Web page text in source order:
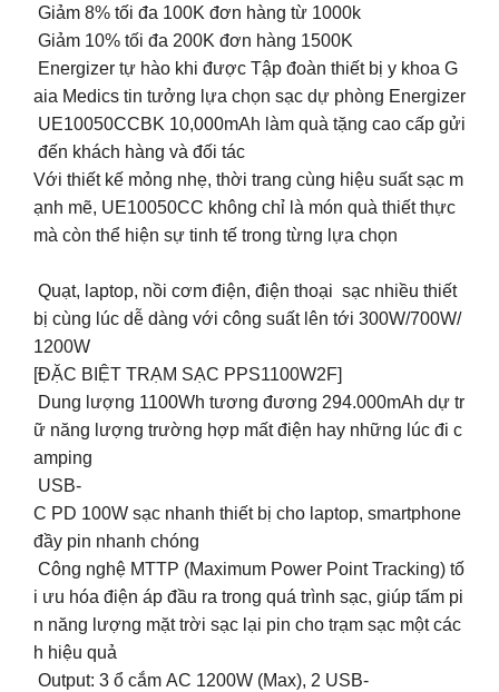
️ Giảm 8% tối đa 100K đơn hàng từ 1000k
️ Giảm 10% tối đa 200K đơn hàng 1500K
Energizer tự hào khi được Tập đoàn thiết bị y khoa G
aia Medics tin tưởng lựa chọn sạc dự phòng Energizer
UE10050CCBK 10,000mAh làm quà tặng cao cấp gửi
đến khách hàng và đối tác
Với thiết kế mỏng nhẹ, thời trang cùng hiệu suất sạc m
ạnh mẽ, UE10050CC không chỉ là món quà thiết thực
mà còn thể hiện sự tinh tế trong từng lựa chọn
Quạt, laptop, nồi cơm điện, điện thoại sạc nhiều thiết
bị cùng lúc dễ dàng với công suất lên tới 300W/700W/
1200W
[ĐẶC BIỆT TRẠM SẠC PPS1100W2F]
️ Dung lượng 1100Wh tương đương 294.000mAh dự tr
ữ năng lượng trường hợp mất điện hay những lúc đi c
amping
️ USB-
C PD 100W sạc nhanh thiết bị cho laptop, smartphone
đầy pin nhanh chóng
️ Công nghệ MTTP (Maximum Power Point Tracking) tố
i ưu hóa điện áp đầu ra trong quá trình sạc, giúp tấm pi
n năng lượng mặt trời sạc lại pin cho trạm sạc một các
h hiệu quả
️ Output: 3 ổ cắm AC 1200W (Max), 2 USB-